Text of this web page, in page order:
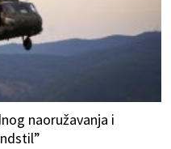
naoružavanja i